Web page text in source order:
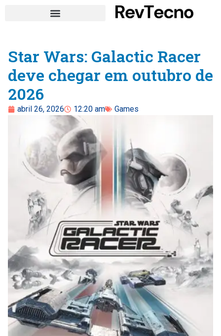
Star Wars: Galactic Racer
deve chegar em outubro de
2026
abril 26, 2026 12:20 am Games